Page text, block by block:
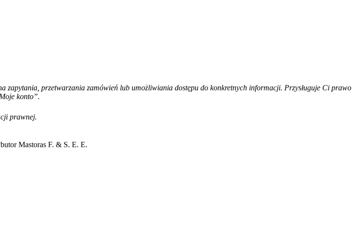
zapytania, przetwarzania zamówień lub umożliwiania dostępu do konkretnych informacji. Przysługuje Ci prawo
konto”.
prawnej.
Mastoras F. & S. E. E.